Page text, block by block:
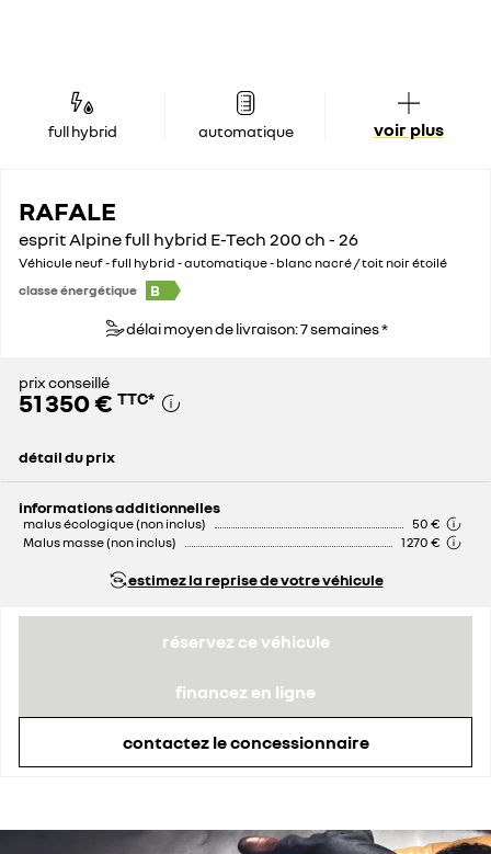
full hybrid automatique voir plus
RAFALE
esprit Alpine full hybrid E-Tech 200 ch - 26
Véhicule neuf - full hybrid - automatique - blanc nacré / toit noir étoilé
classe énergétique
B
délai moyen de livraison: 7 semaines *
prix conseillé
51 350 € TTC*
détail du prix
informations additionnelles
malus écologique (non inclus)
50 €
Malus masse (non inclus)
1 270 €
estimez la reprise de votre véhicule
réservez ce véhicule
financez en ligne
contactez le concessionnaire